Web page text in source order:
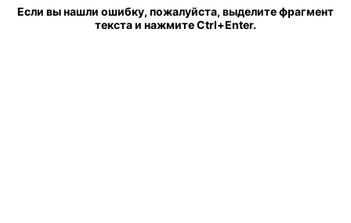
Если вы нашли ошибку, пожалуйста, выделите фрагмент
текста и нажмите Ctrl+Enter.